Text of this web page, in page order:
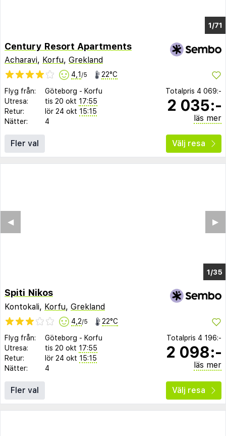
1/68
Century Resort Apartments
Acharavi, Korfu, Grekland
4,1 /5 22°C
Flyg från: Göteborg - Korfu
Utresa:
tis 20 okt 17:55
Retur:
lör 24 okt 15:15
Nätter:
4
Totalpris 4 069:-
2 035:-
läs mer
Fler val Välj resa
1/33
▶︎
◀︎
Spiti Nikos
Kontokali, Korfu, Grekland
4,2/5 22°C
Flyg från: Göteborg - Korfu
Utresa:
tis 20 okt 17:55
Retur:
lör 24 okt 15:15
Nätter:
4
Totalpris 4 196:-
2 098:-
läs mer
Fler val Välj resa